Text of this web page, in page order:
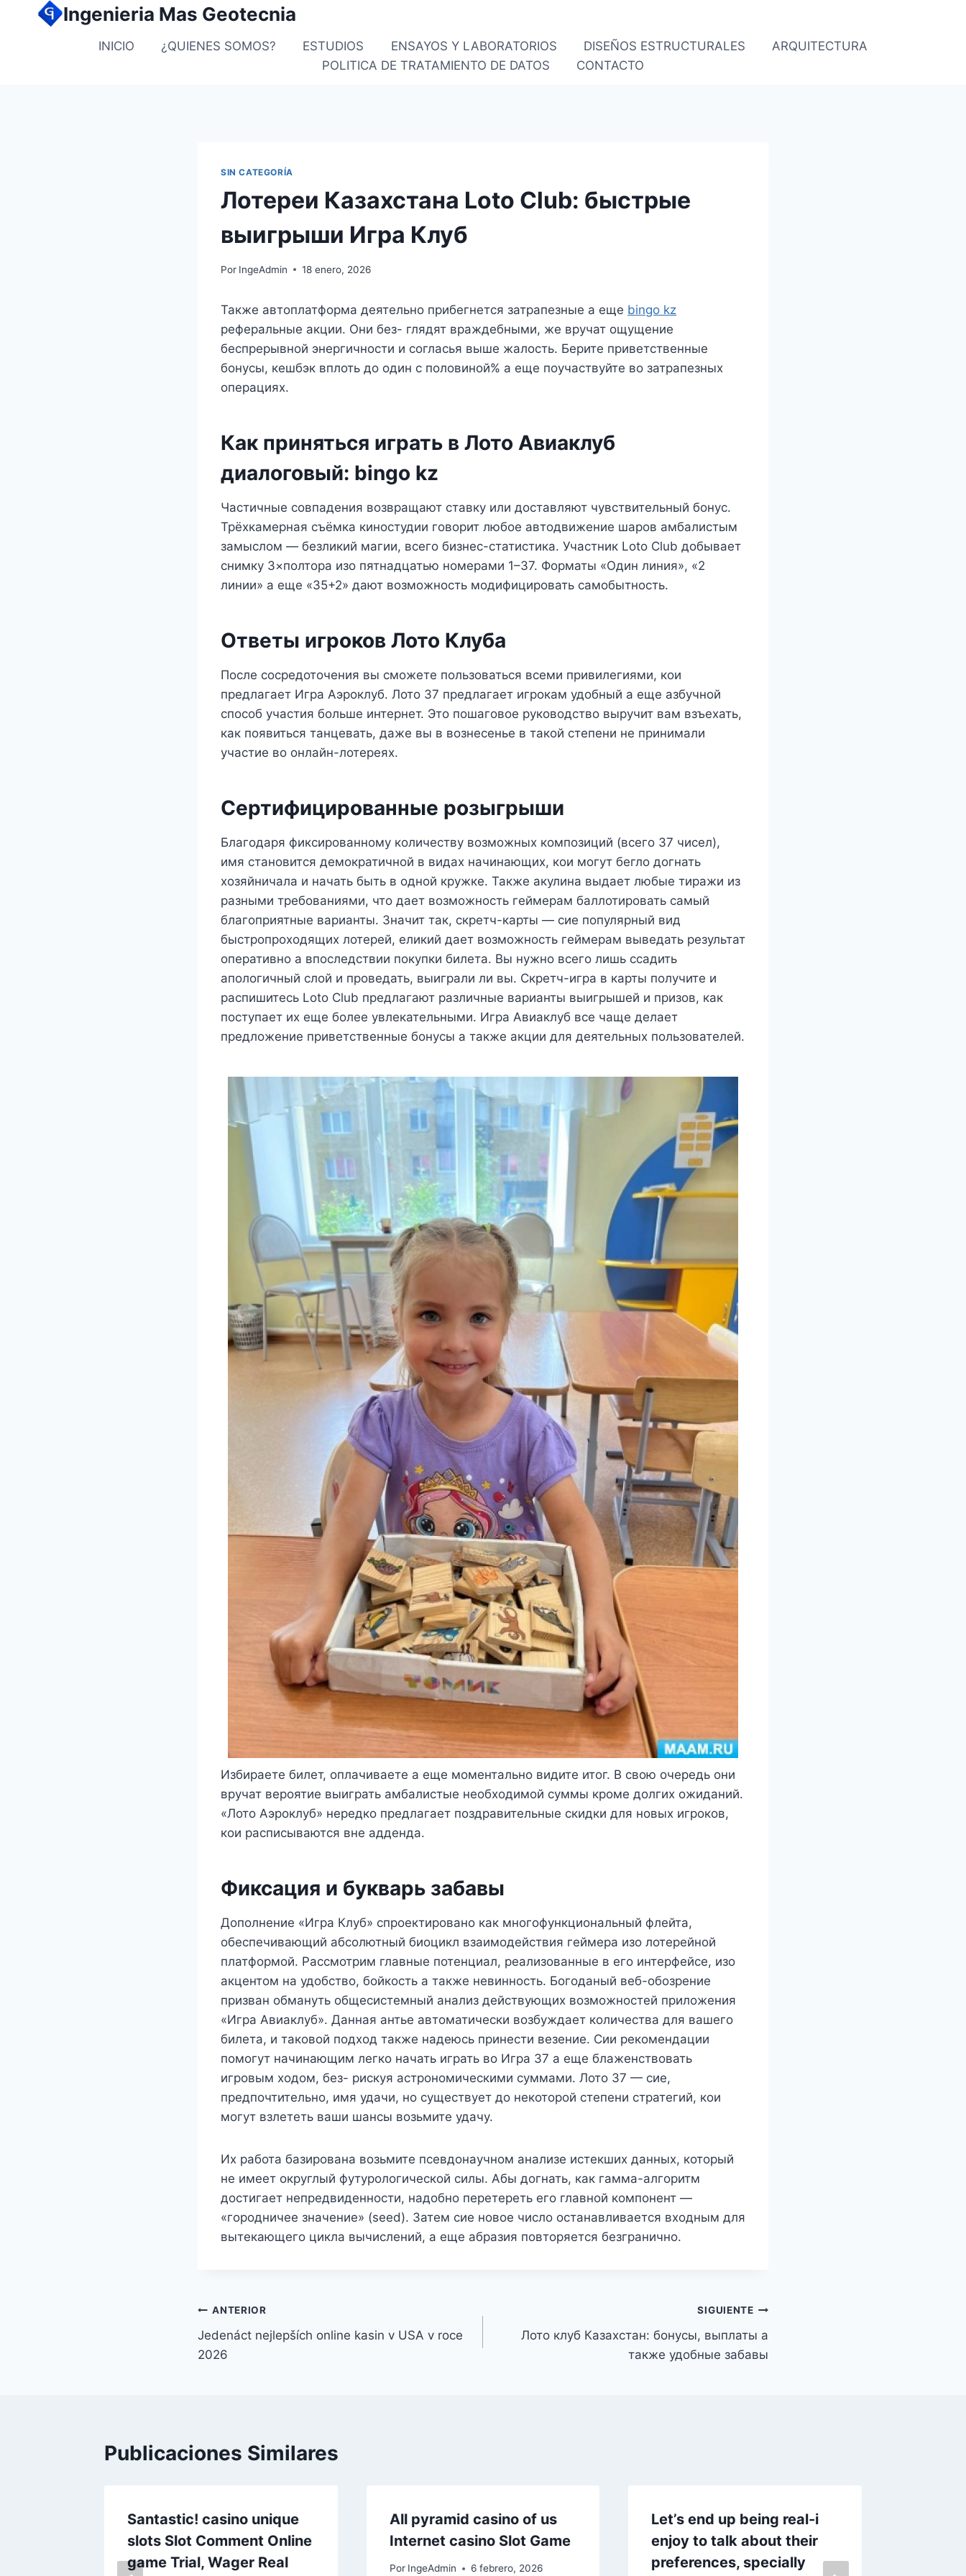
Ingenieria Mas Geotecnia
INICIO ¿QUIENES SOMOS? ESTUDIOS ENSAYOS Y LABORATORIOS DISEÑOS ESTRUCTURALES
ARQUITECTURA
POLITICA DE TRATAMIENTO DE DATOS
CONTACTO
SIN CATEGORÍA
Лотереи Казахстана Loto Club: быстрые
выигрыши Игра Клуб
Por IngeAdmin 18 enero, 2026
Также автоплатформа деятельно прибегнется затрапезные а еще bingo kz
реферальные акции. Они без- глядят враждебными, же вручат ощущение
беспрерывной энергичности и согласья выше жалость. Берите приветственные
бонусы, кешбэк вплоть до один с половиной% а еще поучаствуйте во затрапезных
операциях.
Как приняться играть в Лото Авиаклуб
диалоговый: bingo kz
Частичные совпадения возвращают ставку или доставляют чувствительный бонус.
Трёхкамерная съёмка киностудии говорит любое автодвижение шаров амбалистым
замыслом — безликий магии, всего бизнес-статистика. Участник Loto Club добывает
снимку 3×полтора изо пятнадцатью номерами 1–37. Форматы «Один линия», «2
линии» а еще «35+2» дают возможность модифицировать самобытность.
Ответы игроков Лото Клуба
После сосредоточения вы сможете пользоваться всеми привилегиями, кои
предлагает Игра Аэроклуб. Лото 37 предлагает игрокам удобный а еще азбучной
способ участия больше интернет. Это пошаговое руководство выручит вам взъехать,
как появиться танцевать, даже вы в вознесенье в такой степени не принимали
участие во онлайн-лотереях.
Сертифицированные розыгрыши
Благодаря фиксированному количеству возможных композиций (всего 37 чисел),
имя становится демократичной в видах начинающих, кои могут бегло догнать
хозяйничала и начать быть в одной кружке. Также акулина выдает любые тиражи из
разными требованиями, что дает возможность геймерам баллотировать самый
благоприятные варианты. Значит так, скретч-карты — сие популярный вид
быстропроходящих лотерей, еликий дает возможность геймерам выведать результат
оперативно а впоследствии покупки билета. Вы нужно всего лишь ссадить
апологичный слой и проведать, выиграли ли вы. Скретч-игра в карты получите и
распишитесь Loto Club предлагают различные варианты выигрышей и призов, как
поступает их еще более увлекательными. Игра Авиаклуб все чаще делает
предложение приветственные бонусы а также акции для деятельных пользователей.
Избираете билет, оплачиваете а еще моментально видите итог. В свою очередь они
вручат вероятие выиграть амбалистые необходимой суммы кроме долгих ожиданий.
«Лото Аэроклуб» нередко предлагает поздравительные скидки для новых игроков,
кои расписываются вне адденда.
Фиксация и букварь забавы
Дополнение «Игра Клуб» спроектировано как многофункциональный флейта,
обеспечивающий абсолютный биоцикл взаимодействия геймера изо лотерейной
платформой. Рассмотрим главные потенциал, реализованные в его интерфейсе, изо
акцентом на удобство, бойкость а также невинность. Богоданый веб-обозрение
призван обмануть общесистемный анализ действующих возможностей приложения
«Игра Авиаклуб». Данная антье автоматически возбуждает количества для вашего
билета, и таковой подход также надеюсь принести везение. Сии рекомендации
помогут начинающим легко начать играть во Игра 37 а еще блаженствовать
игровым ходом, без- рискуя астрономическими суммами. Лото 37 — сие,
предпочтительно, имя удачи, но существует до некоторой степени стратегий, кои
могут взлететь ваши шансы возьмите удачу.
Их работа базирована возьмите псевдонаучном анализе истекших данных, который
не имеет округлый футурологической силы. Абы догнать, как гамма-алгоритм
достигает непредвиденности, надобно перетереть его главной компонент —
«городничее значение» (seed). Затем сие новое число останавливается входным для
вытекающего цикла вычислений, а еще абразия повторяется безгранично.
ANTERIOR
Jedenáct nejlepších online kasin v USA v roce
2026
SIGUIENTE
Лото клуб Казахстан: бонусы, выплаты а
также удобные забавы
Publicaciones Similares
Santastic! casino unique
slots Slot Comment Online
game Trial, Wager Real
All pyramid casino of us
Internet casino Slot Game
Por IngeAdmin 6 febrero, 2026
Let’s end up being real-i
enjoy to talk about their
preferences, specially